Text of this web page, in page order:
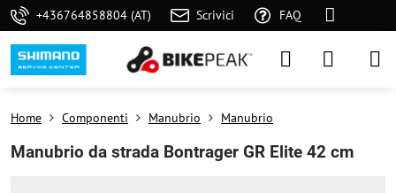
+436764858804 (AT) Scrivici FAQ
Home Componenti Manubrio Manubrio
Manubrio da strada Bontrager GR Elite 42 cm